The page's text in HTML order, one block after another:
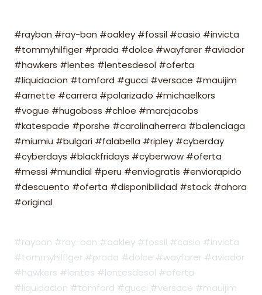
#rayban #ray-ban #oakley #fossil #casio #invicta
#tommyhilfiger #prada #dolce #wayfarer #aviador
#hawkers #lentes #lentesdesol #oferta
#liquidacion #tomford #gucci #versace #mauijim
#arnette #carrera #polarizado #michaelkors
#vogue #hugoboss #chloe #marcjacobs
#katespade #porshe #carolinaherrera #balenciaga
#miumiu #bulgari #falabella #ripley #cyberday
#cyberdays #blackfridays #cyberwow #oferta
#messi #mundial #peru #enviogratis #enviorapido
#descuento #oferta #disponibilidad #stock #ahora
#original
#rayban #ray-ban #oakley #fossil #casio #invicta
#tommyhilfiger #prada #dolce #wayfarer #aviador
#hawkers #lentes #lentesdesol #oferta
#liquidacion #tomford #gucci #versace #mauijim